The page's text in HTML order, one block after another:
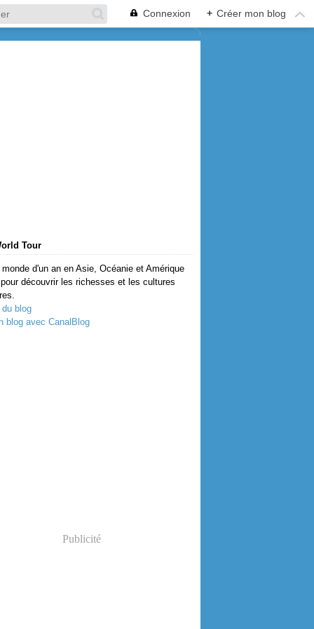
Connexion + Créer mon blog
Tour
monde d'un an en Asie, Océanie et Amérique
découvrir les richesses et les cultures
blog
blog avec CanalBlog
Publicité